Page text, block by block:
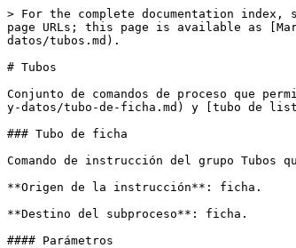
> For the complete documentation
page URLs; this page is available as
datos/tubos.md).
# Tubos
Conjunto de comandos de proceso que
y-datos/tubo-de-ficha.md) y [tubo de
### Tubo de ficha
Comando de instrucción del grupo
**Origen de la instrucción**: ficha.
**Destino del subproceso**: ficha.
#### Parámetros